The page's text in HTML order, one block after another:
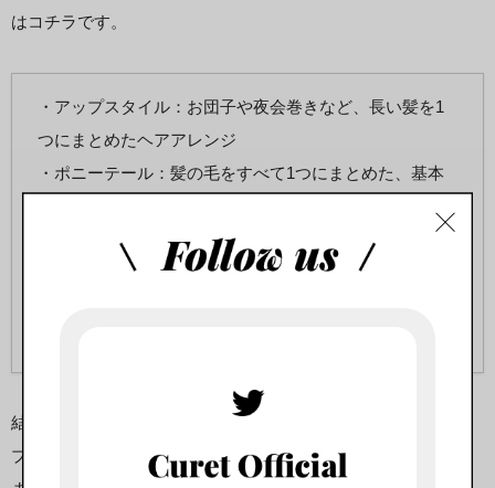
はコチラです。
・アップスタイル：お団子や夜会巻きなど、長い髪を1
つにまとめたヘアアレンジ
・ポニーテール：髪の毛をすべて1つにまとめた、基本
・カール＆パーマ：カールアイロンで全体をカールさせ
る、またはパーマを行う
結婚式ではカジュアルになりすぎないように、まとめ髪のアッ
プスタイルをおすすめします。